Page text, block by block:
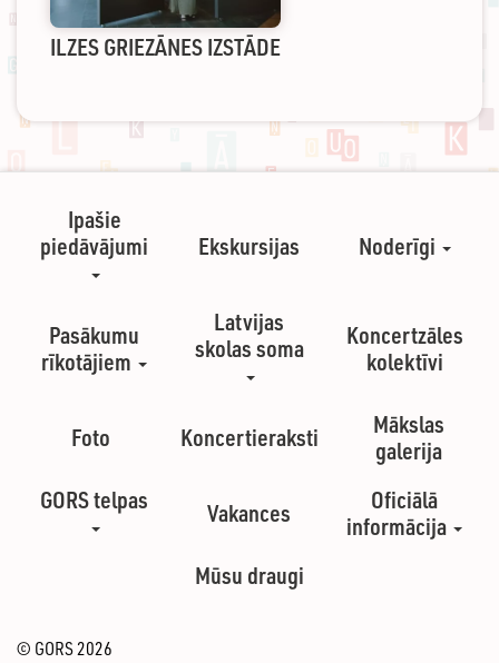
ILZES GRIEZĀNES IZSTĀDE
Ipašie
piedāvājumi
Ekskursijas Noderīgi
Pasākumu
rīkotājiem
Latvijas
skolas soma
Koncertzāles
kolektīvi
Foto Koncertieraksti
Mākslas
galerija
GORS telpas
Vakances
Oficiālā
informācija
Mūsu draugi
© GORS 2026